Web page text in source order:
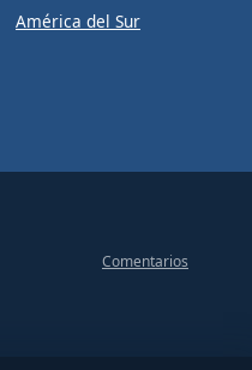
América del Sur
Comentarios